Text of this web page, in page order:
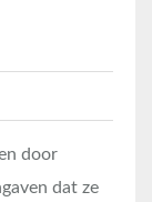
door
dat ze